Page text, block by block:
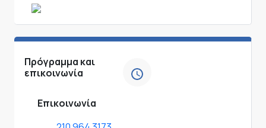
Πρόγραμμα και
επικοινωνία
Επικοινωνία